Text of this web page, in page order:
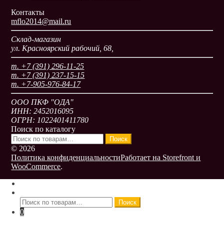
Контакты
mflo2014@mail.ru
Склад-магазин
ул. Красноярский рабочий, 68,
т. +7 (391) 296-11-25
т. +7 (391) 237-15-15
т. +7-905-976-84-17
ООО ПКФ "ОДА"
ИНН: 2452016095
ОГРН: 1022401411780
Поиск по каталогу
Искать:
Поиск
© 2026
Политика конфиденциальностиРаботает на Storefront и
WooCommerce.
Искать:
Поиск
0